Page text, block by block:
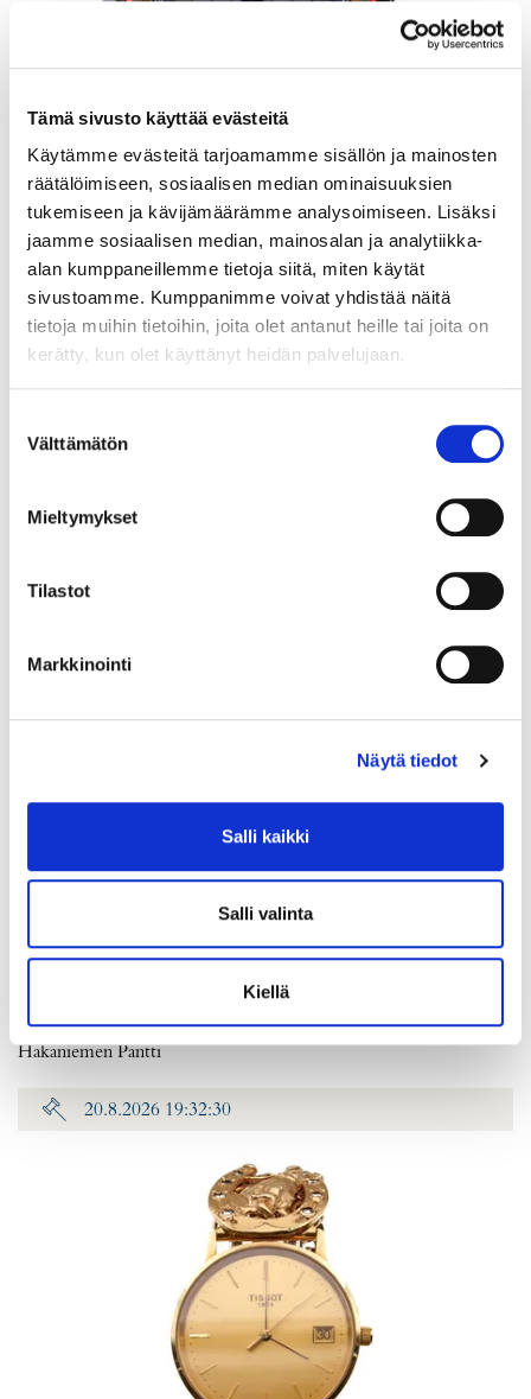
Tämä sivusto käyttää evästeitä
Käytämme evästeitä tarjoamamme sisällön ja mainosten
räätälöimiseen, sosiaalisen median ominaisuuksien
tukemiseen ja kävijämäärämme analysoimiseen. Lisäksi
jaamme sosiaalisen median, mainosalan ja analytiikka-
alan kumppaneillemme tietoja siitä, miten käytät
sivustoamme. Kumppanimme voivat yhdistää näitä
tietoja muihin tietoihin, joita olet antanut heille tai joita on
kerätty, kun olet käyttänyt heidän palvelujaan.
valinta
Välttämätön
Mieltymykset
Tilastot
Markkinointi
Näytä tiedot
Salli kaikki
Salli valinta
Kiellä
Rannekello Casio G-Shock, Mudmaster, GWG-2000, 5678, Ø
50mm, pituus 23cm.
Tarjous:140 € (1)
Johtava huuto:adalia
Hakaniemen Pantti
Timanttisormus 2xn.0.40ct 1xn.0.80ct, koko 20¼, leveys 6-
15mm, 750br kelta-, valko- ja punakultaa, Paino: 11 g
Johtava huuto:-
Hakaniemen Pantti
20.8.2026 19:32:30